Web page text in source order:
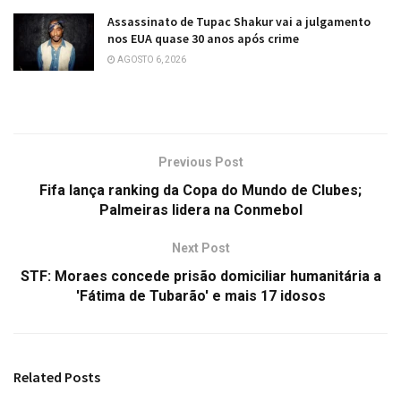
Assassinato de Tupac Shakur vai a julgamento
nos EUA quase 30 anos após crime
AGOSTO 6, 2026
Previous Post
Fifa lança ranking da Copa do Mundo de Clubes;
Palmeiras lidera na Conmebol
Next Post
STF: Moraes concede prisão domiciliar humanitária a
'Fátima de Tubarão' e mais 17 idosos
Related Posts